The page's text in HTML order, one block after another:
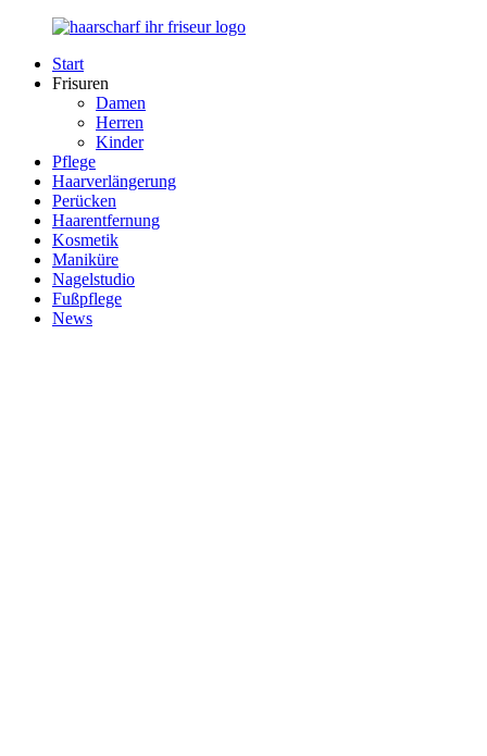
Zurück
Inhalt
Haarscharf
Händen
Start
Frisuren
Damen
Herren
Kinder
Pflege
Haarverlängerung
Perücken
Haarentfernung
Kosmetik
Maniküre
Nagelstudio
Fußpflege
News